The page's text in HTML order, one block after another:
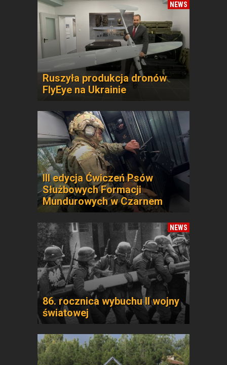
NEWS
Ruszyła produkcja dronów
FlyEye na Ukrainie
III edycja Ćwiczeń Psów
Służbowych Formacji
Mundurowych w Czarnem
NEWS
86. rocznica wybuchu II wojny
światowej